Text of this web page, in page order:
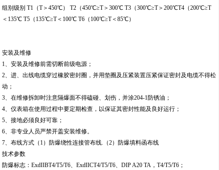
组别级别 T1（T＞450℃） T2（450℃≥T＞300℃ T3（300℃≥T＞200℃T4（200℃≥T
＜135℃ T5（135℃≥T＜100℃ T6（100℃≥T＜85℃）
安装及维修
1、安装及维修前需切断前级电源；
2、进、出线电缆穿过橡胶密封圈，并用垫圈及压紧装置压紧保证密封及电缆不得松
动；
3、在维修拆卸时注意隔爆面不得磕碰、划伤，并涂204-1防锈油；
4、仪表箱在使用过程中要定期检查，以保证其密封性能及良好运行；
5、接地必须良好可靠；
6、非专业人员严禁开盖安装维修。
7、布线方式（1）防爆绕性连接管布线.（2）防爆填料函布线
技术参数
防爆标志：ExdIIBT4/T5/T6、ExdIICT4/T5/T6、DIP A20 TA，T4/T5/T6；